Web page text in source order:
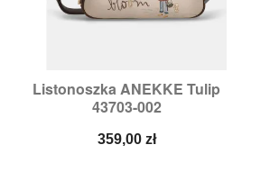
Listonoszka ANEKKE Tulip
43703-002
Cena
359,00 zł
Szybki podgląd